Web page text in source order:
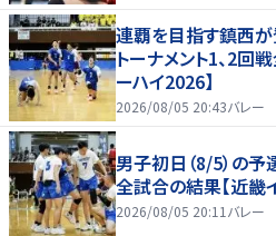
連覇を目指す鎮西
トーナメント1、2回
ーハイ2026】
2026/08/05 20:43バレー
男子初日（8/5）の
全試合の結果【近畿
2026/08/05 20:11 バレー